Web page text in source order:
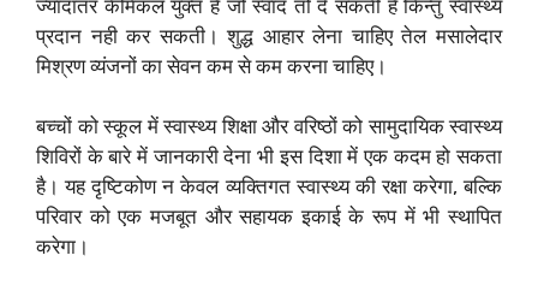
ज्यादातर केमिकल युक्त हैं जो स्वाद तो दे सकती है किन्तु स्वास्थ्य
प्रदान नही कर सकती। शुद्ध आहार लेना चाहिए तेल मसालेदार
मिश्रण व्यंजनों का सेवन कम से कम करना चाहिए।
बच्चों को स्कूल में स्वास्थ्य शिक्षा और वरिष्ठों को सामुदायिक स्वास्थ्य
शिविरों के बारे में जानकारी देना भी इस दिशा में एक कदम हो सकता
है। यह दृष्टिकोण न केवल व्यक्तिगत स्वास्थ्य की रक्षा करेगा, बल्कि
परिवार को एक मजबूत और सहायक इकाई के रूप में भी स्थापित
करेगा।